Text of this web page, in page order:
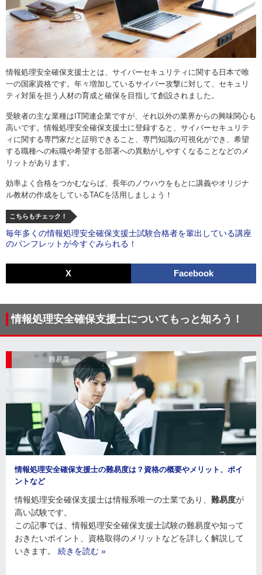
情報処理安全確保支援士とは、サイバーセキュリティに関する日本で唯
一の国家資格です。年々増加しているサイバー攻撃に対して、セキュリ
ティ対策を担う人材の育成と確保を目指して創設されました。
受験者の主な業種はIT関連企業ですが、それ以外の業界からの興味関心も
高いです。情報処理安全確保支援士に登録すると、サイバーセキュリテ
ィに関する専門家だと証明できること、専門知識の可視化ができ、希望
する職種への転職や希望する部署への異動がしやすくなることなどのメ
リットがあります。
効率よく合格をつかむならば、長年のノウハウをもとに講義やオリジナ
ル教材の作成をしているTACを活用しましょう！
こちらもチェック！
毎年多くの情報処理安全確保支援士試験合格者を輩出している講座
のパンフレットが今すぐみられる！
X Facebook
情報処理安全確保支援士についてもっと知ろう！
難易度
情報処理安全確保支援士の難易度は？資格の概要やメリット、ポイ
ントなど
情報処理安全確保支援士は情報系唯一の士業であり、 難易度が
高い試験です。
この記事では、情報処理安全確保支援士試験の難易度や知って
おきたいポイント、資格取得のメリットなどを詳しく解説して
いきます。 続きを読む »